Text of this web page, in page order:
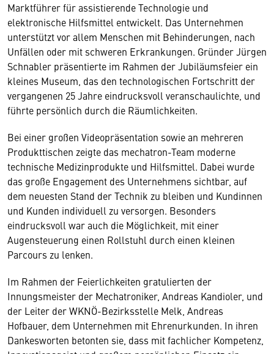
Marktführer für assistierende Technologie und
elektronische Hilfsmittel entwickelt. Das Unternehmen
unterstützt vor allem Menschen mit Behinderungen, nach
Unfällen oder mit schweren Erkrankungen. Gründer Jürgen
Schnabler präsentierte im Rahmen der Jubiläumsfeier ein
kleines Museum, das den technologischen Fortschritt der
vergangenen 25 Jahre eindrucksvoll veranschaulichte, und
führte persönlich durch die Räumlichkeiten.
Bei einer großen Videopräsentation sowie an mehreren
Produkttischen zeigte das mechatron-Team moderne
technische Medizinprodukte und Hilfsmittel. Dabei wurde
das große Engagement des Unternehmens sichtbar, auf
dem neuesten Stand der Technik zu bleiben und Kundinnen
und Kunden individuell zu versorgen. Besonders
eindrucksvoll war auch die Möglichkeit, mit einer
Augensteuerung einen Rollstuhl durch einen kleinen
Parcours zu lenken.
Im Rahmen der Feierlichkeiten gratulierten der
Innungsmeister der Mechatroniker, Andreas Kandioler, und
der Leiter der WKNÖ-Bezirksstelle Melk, Andreas
Hofbauer, dem Unternehmen mit Ehrenurkunden. In ihren
Dankesworten betonten sie, dass mit fachlicher Kompetenz,